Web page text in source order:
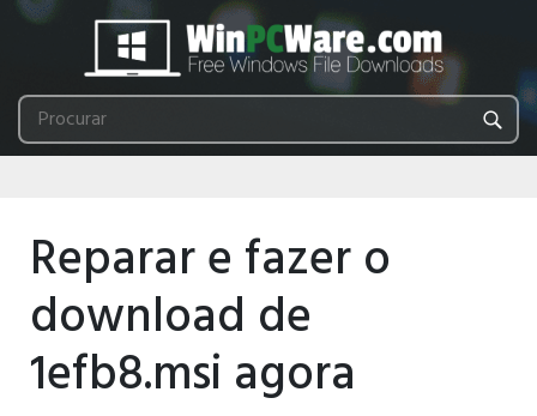
Reparar e fazer o
download de
1efb8.msi agora